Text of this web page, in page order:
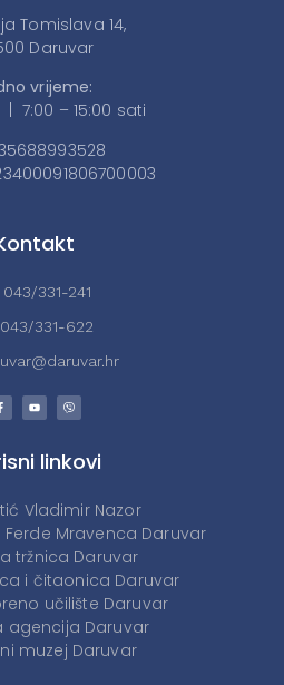
Tomislava 14,
Daruvar
vrijeme:
7:00 – 15:00 sati
043/331-241
043/331-622
linkovi
Vladimir Nazor
Ferde Mravenca Daruvar
tržnica Daruvar
i čitaonica Daruvar
učilište Daruvar
agencija Daruvar
muzej Daruvar